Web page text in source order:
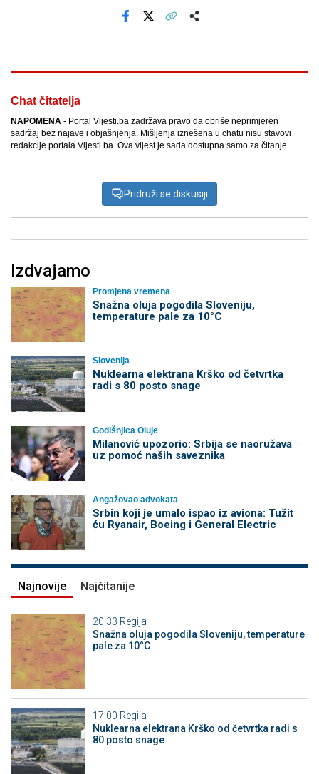
Chat čitatelja
NAPOMENA - Portal Vijesti.ba zadržava pravo da obriše neprimjeren
sadržaj bez najave i objašnjenja. Mišljenja iznešena u chatu nisu stavovi
redakcije portala Vijesti.ba. Ova vijest je sada dostupna samo za čitanje.
Pridruži se diskusiji
Izdvajamo
Promjena vremena
Snažna oluja pogodila Sloveniju,
temperature pale za 10°C
Slovenija
Nuklearna elektrana Krško od četvrtka
radi s 80 posto snage
Godišnjica Oluje
Milanović upozorio: Srbija se naoružava
uz pomoć naših saveznika
Angažovao advokata
Srbin koji je umalo ispao iz aviona: Tužit
ću Ryanair, Boeing i General Electric
Najnovije Najčitanije
20:33 Regija
Snažna oluja pogodila Sloveniju, temperature
pale za 10°C
17:00 Regija
Nuklearna elektrana Krško od četvrtka radi s
80 posto snage